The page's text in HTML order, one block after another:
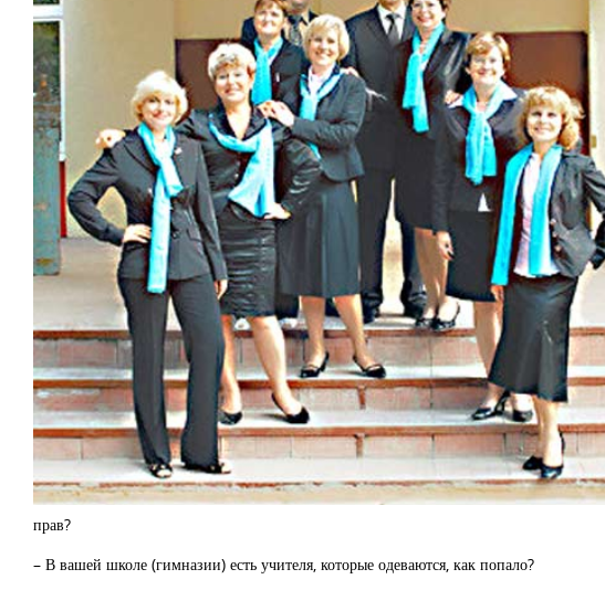
прав?
– В вашей школе (гимназии) есть учителя, которые одеваются, как попало?